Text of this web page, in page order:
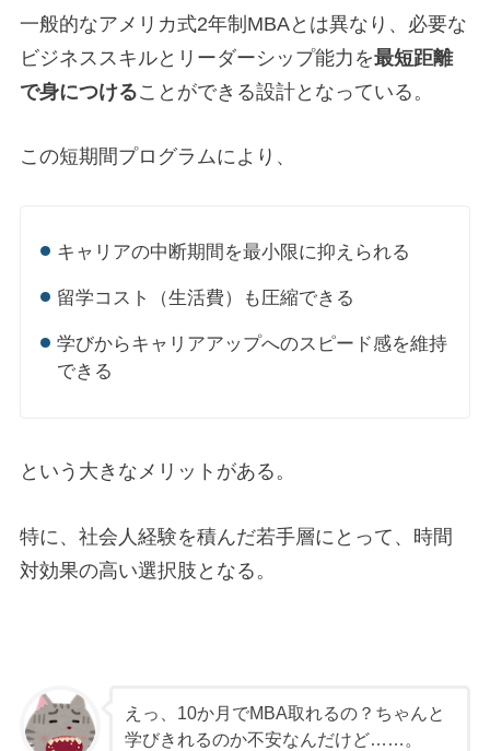
一般的なアメリカ式2年制MBAとは異なり、必要な
ビジネススキルとリーダーシップ能力を最短距離
で身につけることができる設計となっている。
この短期間プログラムにより、
キャリアの中断期間を最小限に抑えられる
留学コスト（生活費）も圧縮できる
学びからキャリアアップへのスピード感を維持
できる
という大きなメリットがある。
特に、社会人経験を積んだ若手層にとって、時間
対効果の高い選択肢となる。
えっ、10か月でMBA取れるの？ちゃんと
学びきれるのか不安なんだけど……。